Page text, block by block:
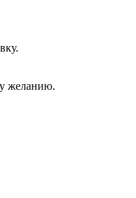
желанию.